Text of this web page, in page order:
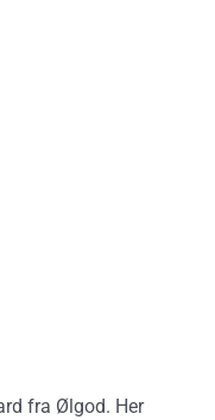
fra Ølgod. Her